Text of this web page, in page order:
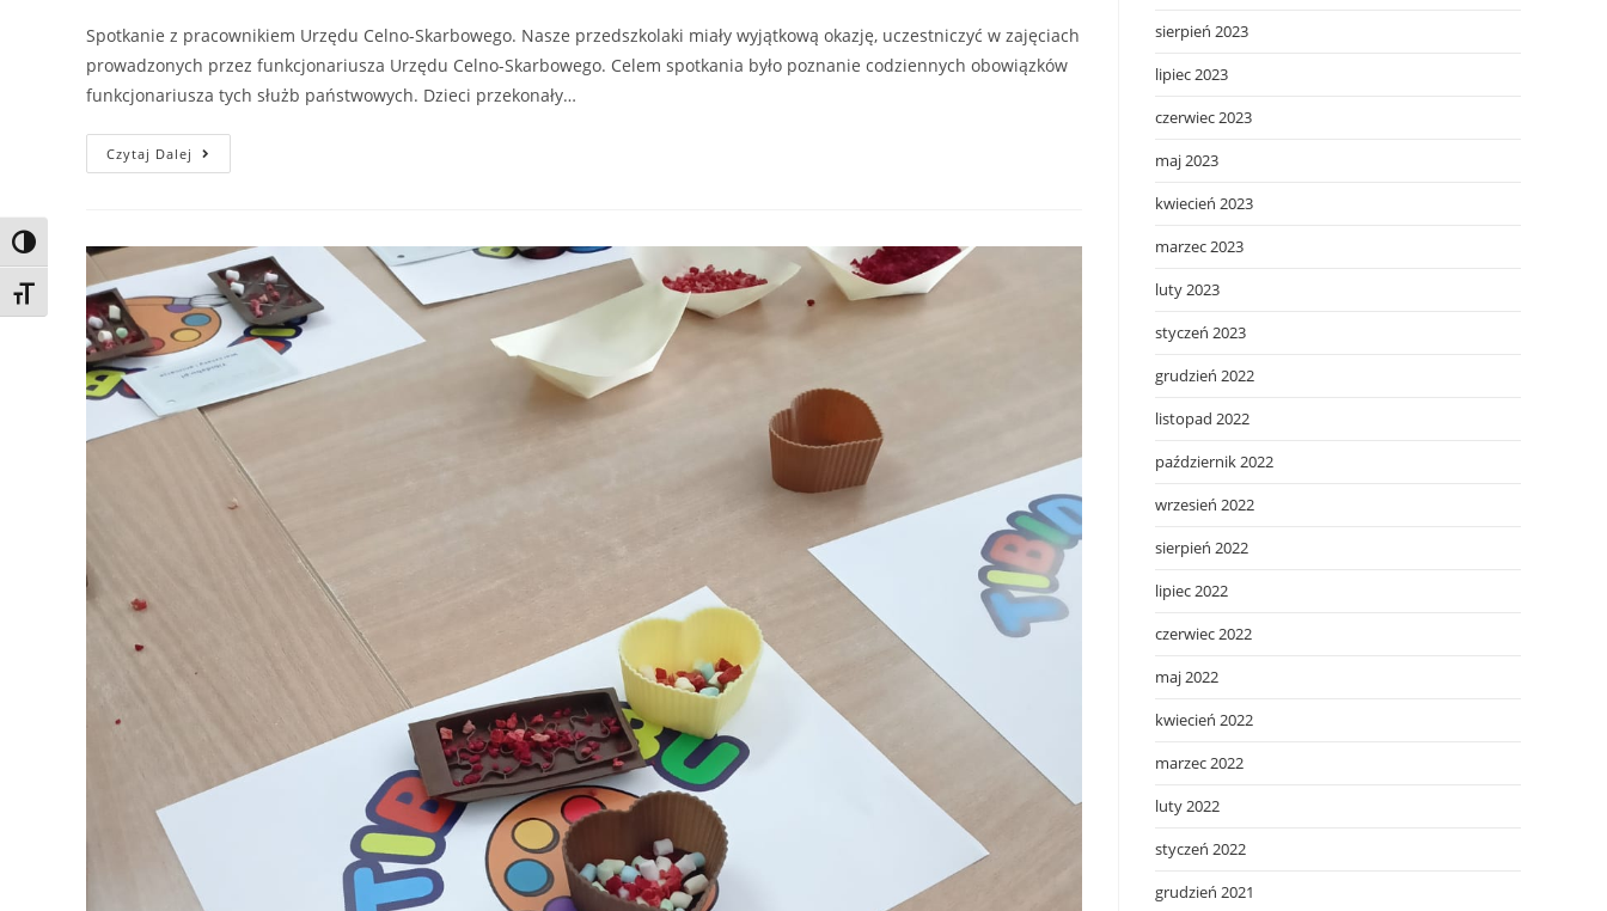
Toggle High Contrast
Toggle Font size
Spotkanie z pracownikiem Urzędu Celno-Skarbowego. Nasze przedszkolaki miały wyjątkową okazję, uczestniczyć w zajęciach
prowadzonych przez funkcjonariusza Urzędu Celno-Skarbowego. Celem spotkania było poznanie codziennych obowiązków
funkcjonariusza tych służb państwowych. Dzieci przekonały…
Czytaj Dalej
sierpień 2023
lipiec 2023
czerwiec 2023
maj 2023
kwiecień 2023
marzec 2023
luty 2023
styczeń 2023
grudzień 2022
listopad 2022
październik 2022
wrzesień 2022
sierpień 2022
lipiec 2022
czerwiec 2022
maj 2022
kwiecień 2022
marzec 2022
luty 2022
styczeń 2022
grudzień 2021